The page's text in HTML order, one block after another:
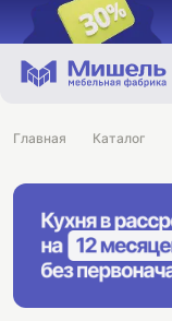
Главная Каталог